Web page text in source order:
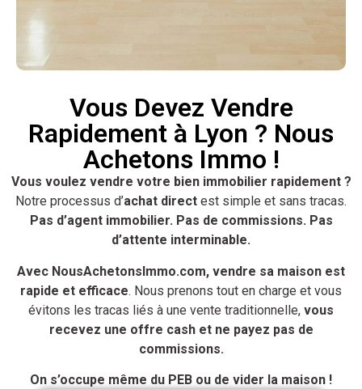
Vous Devez Vendre
Rapidement à Lyon ? Nous
Achetons Immo !
Vous voulez vendre votre bien immobilier rapidement ?
Notre processus d’achat direct est simple et sans tracas.
Pas d’agent immobilier. Pas de commissions. Pas
d’attente interminable.
Avec NousAchetonsImmo.com, vendre sa maison est
rapide et efficace. Nous prenons tout en charge et vous
évitons les tracas liés à une vente traditionnelle, vous
recevez une offre cash et ne payez pas de
commissions.
On s’occupe même du PEB ou de vider la maison !